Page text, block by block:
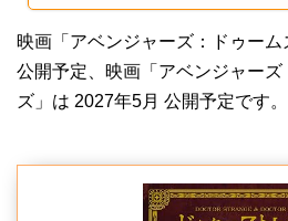
の作品である事を示
映画「アベンジャーズ：ドゥーム
公開予定、映画「アベンジャー
ズ」は 2027年5月 公開予定です。